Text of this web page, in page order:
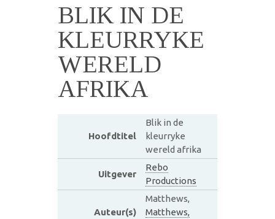
BLIK IN DE
KLEURRYKE
WERELD
AFRIKA
Hoofdtitel
Blik in de
kleurryke
wereld afrika
Uitgever
Rebo
Productions
Auteur(s)
Matthews,
Matthews,